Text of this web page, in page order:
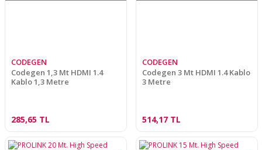
CODEGEN
Codegen 1,3 Mt HDMI 1.4
Kablo 1,3 Metre
285,65 TL
CODEGEN
Codegen 3 Mt HDMI 1.4 Kablo
3 Metre
514,17 TL